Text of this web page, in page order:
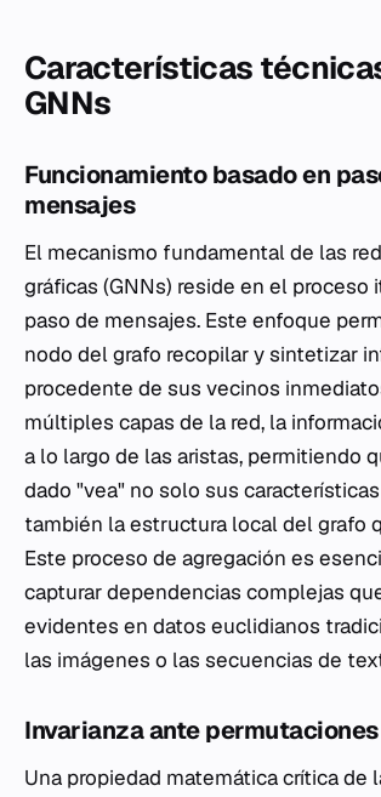
Características
GNNs
Funcionamiento basado en
mensajes
El mecanismo fundamental de las
gráficas (GNNs) reside en el proceso
paso de mensajes. Este enfoque
nodo del grafo recopilar y sintetizar
procedente de sus vecinos
múltiples capas de la red, la
a lo largo de las aristas, permitiendo
dado "vea" no solo sus
también la estructura local del grafo
Este proceso de agregación es
capturar dependencias complejas
evidentes en datos euclidianos
las imágenes o las secuencias de
Invarianza ante permutaciones
Una propiedad matemática crítica de